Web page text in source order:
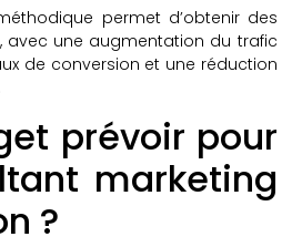
permet d’obtenir des
avec une augmentation du trafic
de conversion et une réduction
prévoir pour
marketing
?